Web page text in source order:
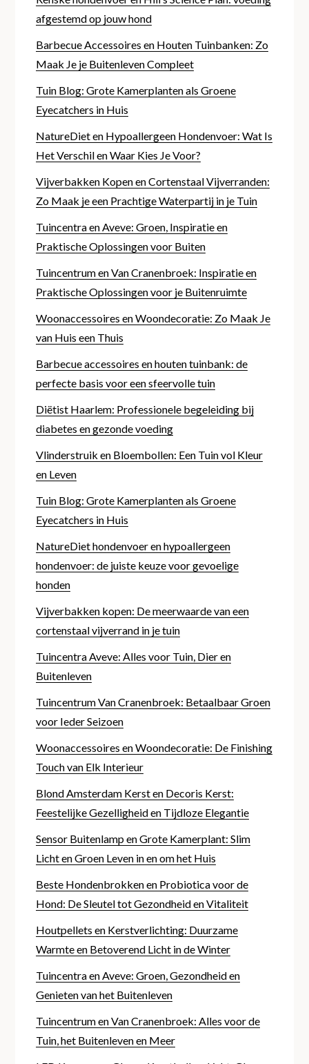
afgestemd op jouw hond
Barbecue Accessoires en Houten Tuinbanken: Zo
Maak Je je Buitenleven Compleet
Tuin Blog: Grote Kamerplanten als Groene
Eyecatchers in Huis
NatureDiet en Hypoallergeen Hondenvoer: Wat Is
Het Verschil en Waar Kies Je Voor?
Vijverbakken Kopen en Cortenstaal Vijverranden:
Zo Maak je een Prachtige Waterpartij in je Tuin
Tuincentra en Aveve: Groen, Inspiratie en
Praktische Oplossingen voor Buiten
Tuincentrum en Van Cranenbroek: Inspiratie en
Praktische Oplossingen voor je Buitenruimte
Woonaccessoires en Woondecoratie: Zo Maak Je
van Huis een Thuis
Barbecue accessoires en houten tuinbank: de
perfecte basis voor een sfeervolle tuin
Diëtist Haarlem: Professionele begeleiding bij
diabetes en gezonde voeding
Vlinderstruik en Bloembollen: Een Tuin vol Kleur
en Leven
Tuin Blog: Grote Kamerplanten als Groene
Eyecatchers in Huis
NatureDiet hondenvoer en hypoallergeen
hondenvoer: de juiste keuze voor gevoelige
honden
Vijverbakken kopen: De meerwaarde van een
cortenstaal vijverrand in je tuin
Tuincentra Aveve: Alles voor Tuin, Dier en
Buitenleven
Tuincentrum Van Cranenbroek: Betaalbaar Groen
voor Ieder Seizoen
Woonaccessoires en Woondecoratie: De Finishing
Touch van Elk Interieur
Blond Amsterdam Kerst en Decoris Kerst:
Feestelijke Gezelligheid en Tijdloze Elegantie
Sensor Buitenlamp en Grote Kamerplant: Slim
Licht en Groen Leven in en om het Huis
Beste Hondenbrokken en Probiotica voor de
Hond: De Sleutel tot Gezondheid en Vitaliteit
Houtpellets en Kerstverlichting: Duurzame
Warmte en Betoverend Licht in de Winter
Tuincentra en Aveve: Groen, Gezondheid en
Genieten van het Buitenleven
Tuincentrum en Van Cranenbroek: Alles voor de
Tuin, het Buitenleven en Meer